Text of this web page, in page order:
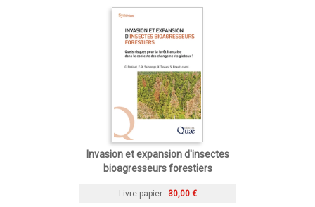
Invasion et expansion d'insectes
bioagresseurs forestiers
Livre papier 30,00 €